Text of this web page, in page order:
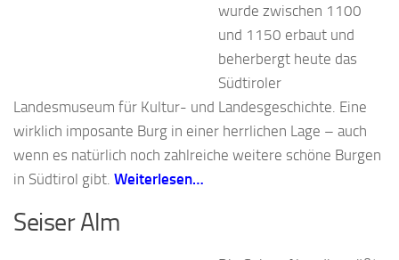
wurde zwischen 1100
und 1150 erbaut und
beherbergt heute das
Südtiroler
Landesmuseum für Kultur- und Landesgeschichte. Eine
wirklich imposante Burg in einer herrlichen Lage – auch
wenn es natürlich noch zahlreiche weitere schöne Burgen
in Südtirol gibt. Weiterlesen…
Seiser Alm